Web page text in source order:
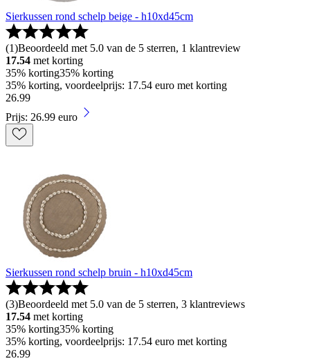
Sierkussen rond schelp beige - h10xd45cm
(1)Beoordeeld met 5.0 van de 5 sterren, 1 klantreview
17.54 met korting
35% korting35% korting
35% korting, voordeelprijs: 17.54 euro met korting
26.99
Prijs: 26.99 euro
Sierkussen rond schelp bruin - h10xd45cm
(3)Beoordeeld met 5.0 van de 5 sterren, 3 klantreviews
17.54 met korting
35% korting35% korting
35% korting, voordeelprijs: 17.54 euro met korting
26.99